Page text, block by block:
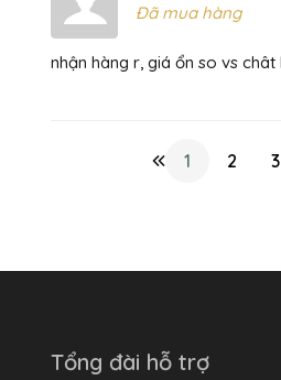
Đã mua hàng
nhận hàng r, giá ổn so vs
1 2 3
Tổng đài hỗ trợ